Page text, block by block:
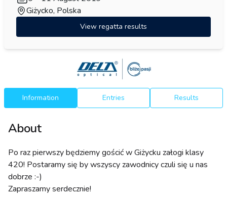
Giżycko, Polska
View regatta results
Information Entries Results
About
Po raz pierwszy będziemy gościć w Giżycku załogi klasy
420! Postaramy się by wszyscy zawodnicy czuli się u nas
dobrze :-)
Zapraszamy serdecznie!